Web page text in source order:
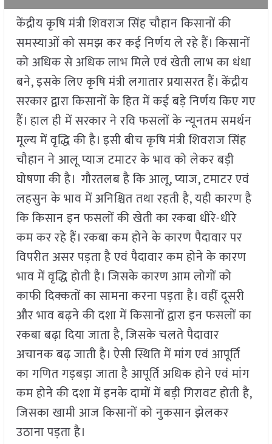
केंद्रीय कृषि मंत्री शिवराज सिंह चौहान किसानों की
समस्याओं को समझ कर कई निर्णय ले रहे हैं। किसानों
को अधिक से अधिक लाभ मिले एवं खेती लाभ का धंधा
बने, इसके लिए कृषि मंत्री लगातार प्रयासरत हैं। केंद्रीय
सरकार द्वारा किसानों के हित में कई बड़े निर्णय किए गए
हैं। हाल ही में सरकार ने रवि फसलों के न्यूनतम समर्थन
मूल्य में वृद्धि की है। इसी बीच कृषि मंत्री शिवराज सिंह
चौहान ने आलू प्याज टमाटर के भाव को लेकर बड़ी
घोषणा की है। गौरतलब है कि आलू, प्याज, टमाटर एवं
लहसुन के भाव में अनिश्चित तथा रहती है, यही कारण है
कि किसान इन फसलों की खेती का रकबा धीरे-धीरे
कम कर रहे हैं। रकबा कम होने के कारण पैदावार पर
विपरीत असर पड़ता है एवं पैदावार कम होने के कारण
भाव में वृद्धि होती है। जिसके कारण आम लोगों को
काफी दिक्कतों का सामना करना पड़ता है। वहीं दूसरी
और भाव बढ़ने की दशा में किसानों द्वारा इन फसलों का
रकबा बढ़ा दिया जाता है, जिसके चलते पैदावार
अचानक बढ़ जाती है। ऐसी स्थिति में मांग एवं आपूर्ति
का गणित गड़बड़ा जाता है आपूर्ति अधिक होने एवं मांग
कम होने की दशा में इनके दामों में बड़ी गिरावट होती है,
जिसका खामी आज किसानों को नुकसान झेलकर
उठाना पड़ता है।